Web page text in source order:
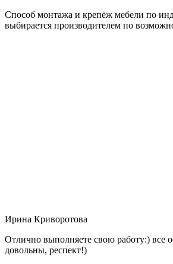
Способ монтажа и крепёж мебели по
выбирается производителем по
Ирина Криворотова
Отлично выполняете свою работу:) все
довольны, респект!)